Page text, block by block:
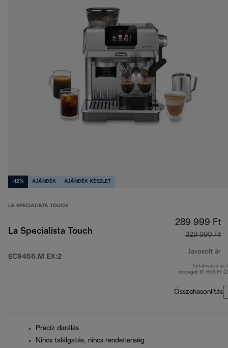
-12% AJÁNDÉK AJÁNDÉK KÉSZLET
LA SPECIALISTA TOUCH
La Specialista Touch
EC9455.M EX:2
289 999 Ft
329 990 Ft
Javasolt ár
Tartalmazza az
összegét 61 653 Ft
Összehasonlítás
Precíz darálás
Nincs találgatás, nincs rendetlenség